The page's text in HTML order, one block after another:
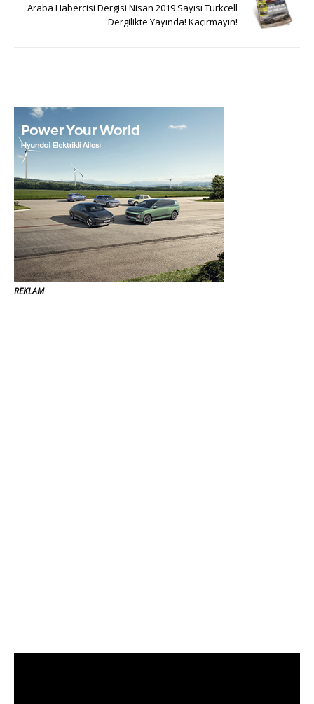
Araba Habercisi Dergisi Nisan 2019 Sayısı Turkcell
Dergilikte Yayında! Kaçırmayın!
REKLAM